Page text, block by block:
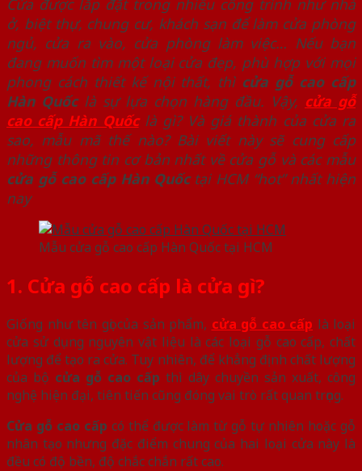
ở, biệt thự, chung cư, khách sạn để làm cửa phòng
ngủ, cửa ra vào, cửa phòng làm việc… Nếu bạn
đang muốn tìm một loại cửa đẹp, phù hợp với mọi
phong cách thiết kế nội thất, thì cửa gỗ cao cấp
Hàn Quốclà sự lựa chọn hàng đầu. Vậy, cửa gỗ
cao cấp Hàn Quốclà gì? Và giá thành của cửa ra
sao, mẫu mã thế nào? Bài viết này sẽ cung cấp
những thông tin cơ bản nhất về cửa gỗ và các mẫu
cửa gỗ cao cấp Hàn Quốctại HCM “hot” nhất hiện
nay
Mẫu cửa gỗ cao cấp Hàn Quốc tại HCM
1. Cửa gỗ cao cấp là cửa gì?
Giống như tên gọi của sản phẩm, cửa gỗ cao cấp là loại
cửa sử dụng nguyên vật liệu là các loại gỗ cao cấp, chất
lượng để tạo ra cửa. Tuy nhiên, để khẳng định chất lượng
của bộ cửa gỗ cao cấp thì dây chuyền sản xuất, công
nghệ hiện đại, tiên tiến cũng đóng vai trò rất quan trọng.
Cửa gỗ cao cấp có thể được làm từ gỗ tự nhiên hoặc gỗ
nhân tạo nhưng đặc điểm chung của hai loại cửa này là
đều có độ bền, độ chắc chắn rất cao.